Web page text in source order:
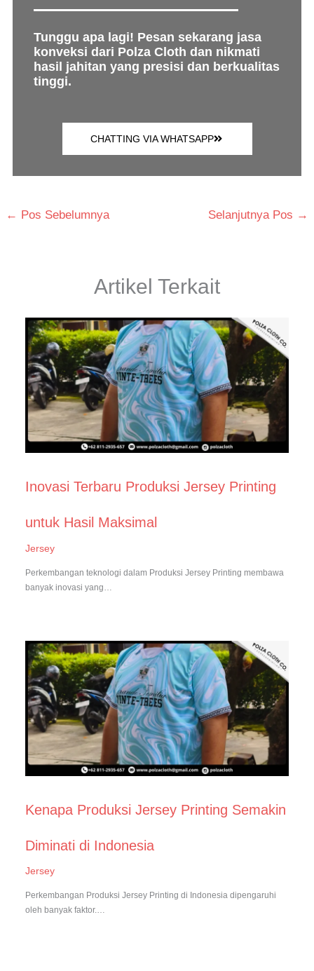
Tunggu apa lagi! Pesan sekarang jasa
konveksi dari Polza Cloth dan nikmati
hasil jahitan yang presisi dan berkualitas
tinggi.
CHATTING VIA WHATSAPP
← Pos Sebelumnya Selanjutnya Pos →
Artikel Terkait
Inovasi Terbaru Produksi Jersey Printing
untuk Hasil Maksimal
Jersey
Perkembangan teknologi dalam Produksi Jersey Printing membawa
banyak inovasi yang…
Kenapa Produksi Jersey Printing Semakin
Diminati di Indonesia
Jersey
Perkembangan Produksi Jersey Printing di Indonesia dipengaruhi
oleh banyak faktor.…